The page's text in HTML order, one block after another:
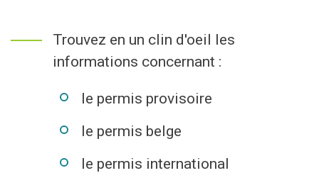
Vie Communale
Culture et loisirs
Trouvez en un clin d'oeil les
informations concernant :
le permis provisoire
le permis belge
le permis international